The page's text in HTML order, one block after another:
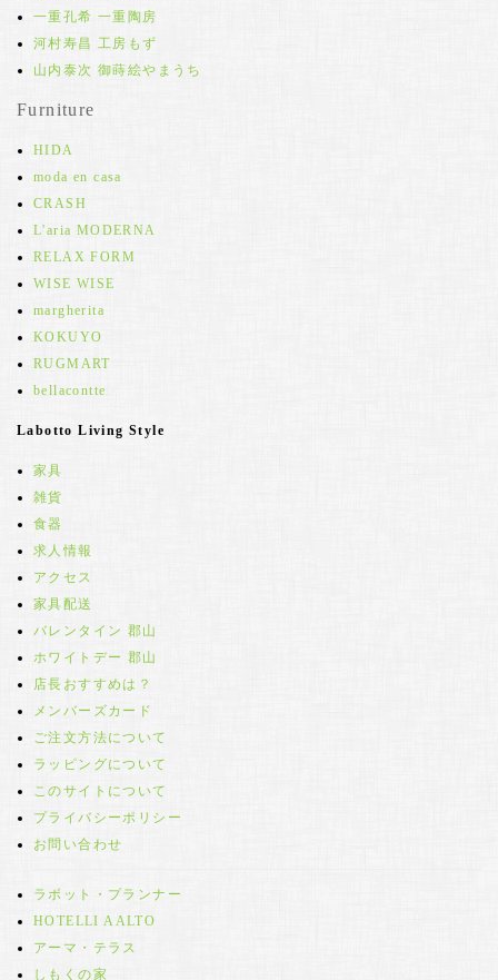
一重孔希 一重陶房
河村寿昌 工房もず
山内泰次 御蒔絵やまうち
Furniture
HIDA
moda en casa
CRASH
L'aria MODERNA
RELAX FORM
WISE WISE
margherita
KOKUYO
RUGMART
bellacontte
Labotto Living Style
家具
雑貨
食器
求人情報
アクセス
家具配送
バレンタイン 郡山
ホワイトデー 郡山
店長おすすめは？
メンバーズカード
ご注文方法について
ラッピングについて
このサイトについて
プライバシーポリシー
お問い合わせ
ラボット・プランナー
HOTELLI AALTO
アーマ・テラス
しもくの家